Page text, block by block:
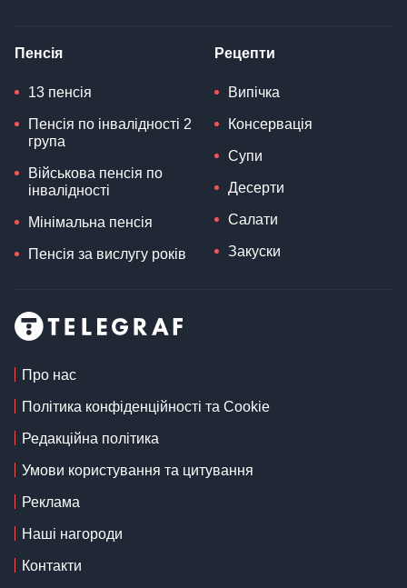
Пенсія
13 пенсія
Пенсія по інвалідності 2
група
Військова пенсія по
інвалідності
Мінімальна пенсія
Пенсія за вислугу років
Рецепти
Випічка
Консервація
Супи
Десерти
Салати
Закуски
Про нас
Політика конфіденційності та Cookie
Редакційна політика
Умови користування та цитування
Реклама
Наші нагороди
Контакти